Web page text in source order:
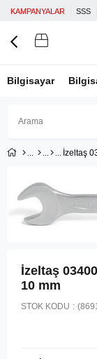
KAMPANYALAR SSS
Bilgisayar
Üye
İzeltaş
10 mm
STOK KODU